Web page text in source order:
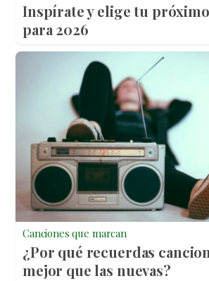
Inspírate y elige tu
para 2026
Canciones que marcan
¿Por qué recuerdas
mejor que las nuevas?